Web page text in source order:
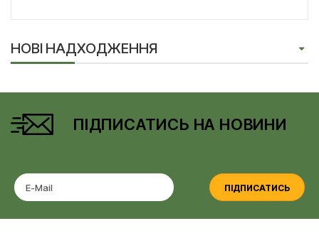
НОВІ НАДХОДЖЕННЯ
ПІДПИСАТИСЬ НА НОВИНИ
ПІДПИСАТИСЬ